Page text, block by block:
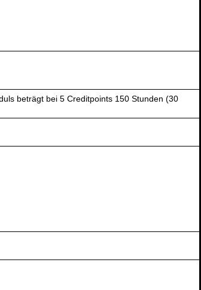
beträgt bei 5 Creditpoints 150 Stunden (30